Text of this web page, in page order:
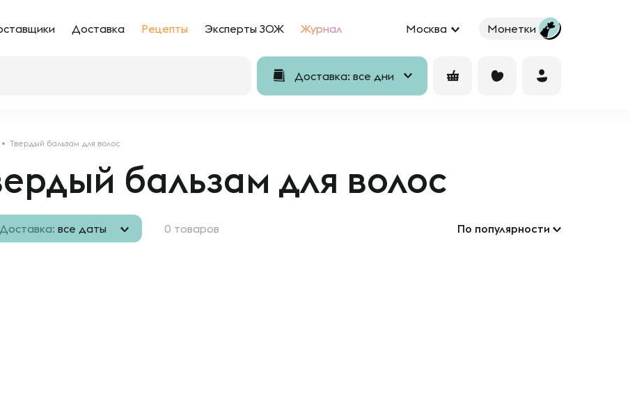
Доставка Рецепты Эксперты ЗОЖ Журнал Москва Монетки
Доставка: все дни
Твердый бальзам для волос
бальзам для волос
Доставка: все даты 0 товаров По популярности